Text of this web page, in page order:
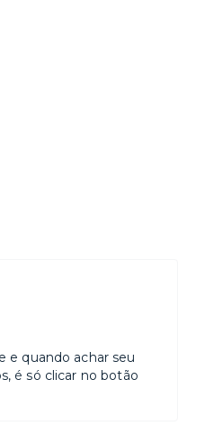
e quando achar seu
é só clicar no botão